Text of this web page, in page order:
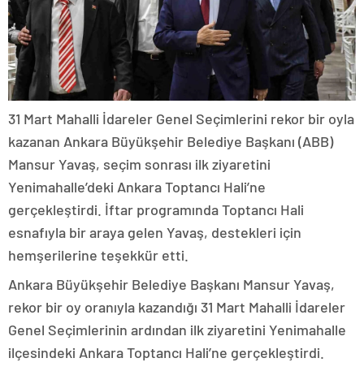
31 Mart Mahalli İdareler Genel Seçimlerini rekor bir oyla
kazanan Ankara Büyükşehir Belediye Başkanı (ABB)
Mansur Yavaş, seçim sonrası ilk ziyaretini
Yenimahalle’deki Ankara Toptancı Hali’ne
gerçekleştirdi. İftar programında Toptancı Hali
esnafıyla bir araya gelen Yavaş, destekleri için
hemşerilerine teşekkür etti.
Ankara Büyükşehir Belediye Başkanı Mansur Yavaş,
rekor bir oy oranıyla kazandığı 31 Mart Mahalli İdareler
Genel Seçimlerinin ardından ilk ziyaretini Yenimahalle
ilçesindeki Ankara Toptancı Hali’ne gerçekleştirdi.